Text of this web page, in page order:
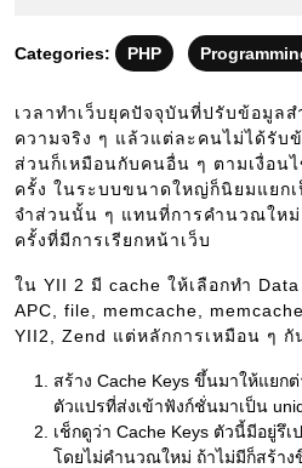
29
Categories: PHP
เวลาทำเว็บยุคปัจจุบันที่ปรับข้อมูล
ความจริง ๆ แล้วแต่ละคนไม่ได้รับ
ส่วนก็เหมือนกับคนอื่น ๆ ตามเงื่อน
ครั้ง ในระบบขนาดใหญ่ก็นิยมแยก
จำส่วนนั้น ๆ แทนที่การคำนวณให
ครั้งที่มีการเรียกหน้าเว็บ
ใน YII 2 มี cache ให้เลือกทำ
APC, file, memcache,
YII2, Zend แต่หลักการเหมือน ๆ กั
สร้าง Cache Keys ขึ้นมาให้แยก
ตัวแปรที่ส่งเข้าฟังก์ชั่นมาเป็น
เช็กดูว่า Cache Keys ตัวนี้มีอยู่รึเ
โดยไม่คำนวณใหม่ ถ้าไม่มีก็สร้าง